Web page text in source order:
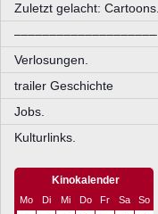
Zuletzt gelacht: Cartoons.
––––––––––––––––––––
Verlosungen.
trailer Geschichte
Jobs.
Kulturlinks.
Kinokalender
Mo Di Mi Do Fr Sa
So